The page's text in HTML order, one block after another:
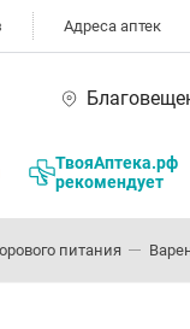
Адреса аптек
ТвояАптека.рф
рекомендует
питания